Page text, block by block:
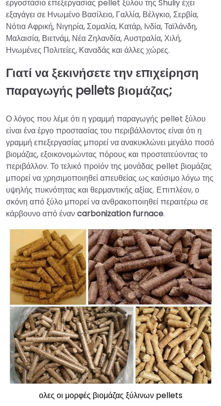
εργοστάσιο επεξεργασίας pellet ξύλου της Shuliy έχει
εξαγάγει σε Ηνωμένο Βασίλειο, Γαλλία, Βέλγκιο, Σερβία,
Νότια Αφρική, Νιγηρία, Σομαλία, Κατάρ, Ινδία, Ταϊλάνδη,
Μαλαισία, Βιετνάμ, Νέα Ζηλανδία, Αυστραλία, Χιλή,
Ηνωμένες Πολιτείες, Καναδάς και άλλες χώρες.
Γιατί να ξεκινήσετε την επιχείρηση
παραγωγής pellets βιομάζας;
Ο λόγος που λέμε ότι η γραμμή παραγωγής pellet ξύλου
είναι ένα έργο προστασίας του περιβάλλοντος είναι ότι η
γραμμή επεξεργασίας μπορεί να ανακυκλώνει μεγάλο ποσό
βιομάζας, εξοικονομώντας πόρους και προστατεύοντας το
περιβάλλον. Το τελικό προϊόν της μονάδας pellet βιομάζας
μπορεί να χρησιμοποιηθεί απευθείας ως καύσιμο λόγω της
υψηλής πυκνότητας και θερμαντικής αξίας. Επιπλέον, ο
σκόνη από ξύλο μπορεί να ανθρακοποιηθεί περαιτέρω σε
κάρβουνο από ένανcarbonization furnace.
ολες οι μορφές βιομάζας ξύλινων pellets